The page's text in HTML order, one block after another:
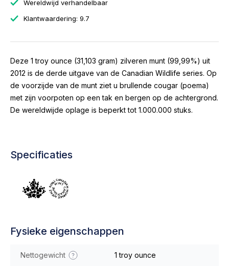
Wereldwijd verhandelbaar
Klantwaardering: 9.7
Deze 1 troy ounce (31,103 gram) zilveren munt (99,99%) uit
2012 is de derde uitgave van de Canadian Wildlife series. Op
de voorzijde van de munt ziet u brullende cougar (poema)
met zijn voorpoten op een tak en bergen op de achtergrond.
De wereldwijde oplage is beperkt tot 1.000.000 stuks.
Specificaties
Fysieke eigenschappen
Nettogewicht 1 troy ounce